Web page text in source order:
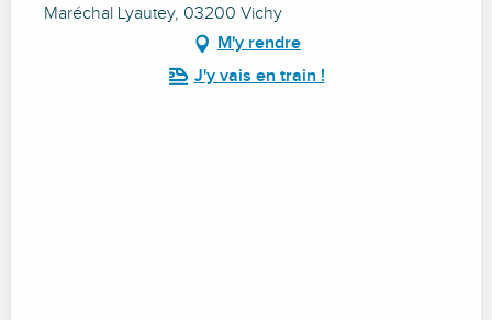
Maréchal Lyautey, 03200 Vichy
M'y rendre
J'y vais en train !